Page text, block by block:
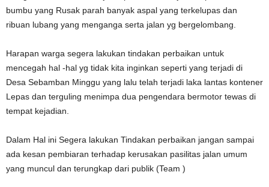
bumbu yang Rusak parah banyak aspal yang terkelupas dan
ribuan lubang yang menganga serta jalan yg bergelombang.
Harapan warga segera lakukan tindakan perbaikan untuk
mencegah hal -hal yg tidak kita inginkan seperti yang terjadi di
Desa Sebamban Minggu yang lalu telah terjadi laka lantas kontener
Lepas dan terguling menimpa dua pengendara bermotor tewas di
tempat kejadian.
Dalam Hal ini Segera lakukan Tindakan perbaikan jangan sampai
ada kesan pembiaran terhadap kerusakan pasilitas jalan umum
yang muncul dan terungkap dari publik (Team )